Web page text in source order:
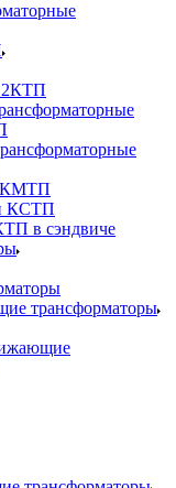
2КТП
КМТП
КСТП
в сэндвиче
трансформаторы